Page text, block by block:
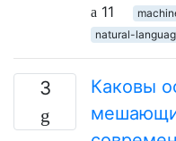
11
natural-
3
Каковы